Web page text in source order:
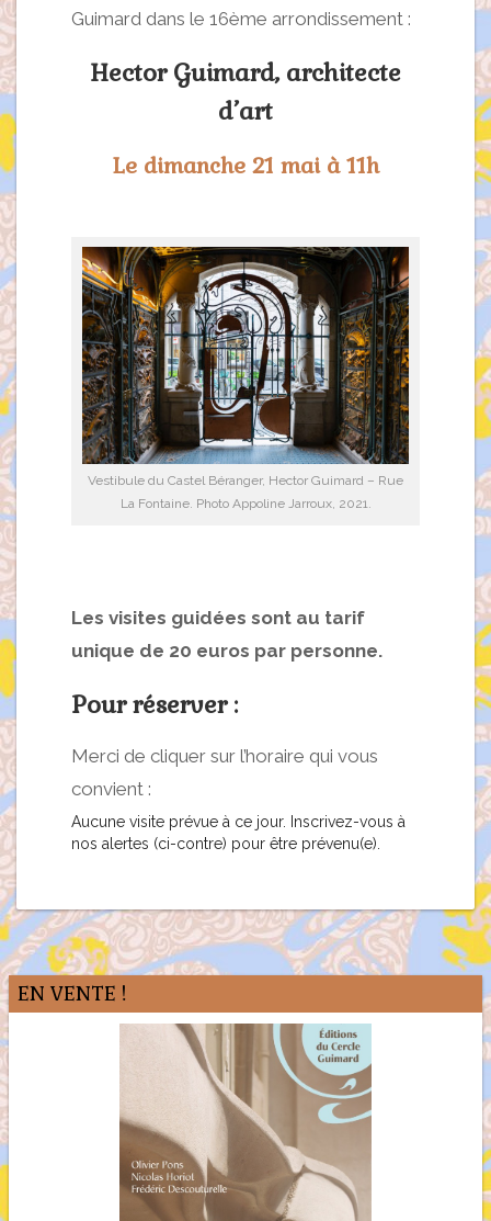
Guimard dans le 16ème arrondissement :
Hector Guimard, architecte
d’art
Le dimanche 21 mai à 11h
Vestibule du Castel Béranger, Hector Guimard – Rue
La Fontaine. Photo Appoline Jarroux, 2021.
Les visites guidées sont au tarif
unique de 20 euros par personne.
Pour réserver :
Merci de cliquer sur l’horaire qui vous
convient :
Aucune visite prévue à ce jour. Inscrivez-vous à
nos alertes (ci-contre) pour être prévenu(e).
EN VENTE !